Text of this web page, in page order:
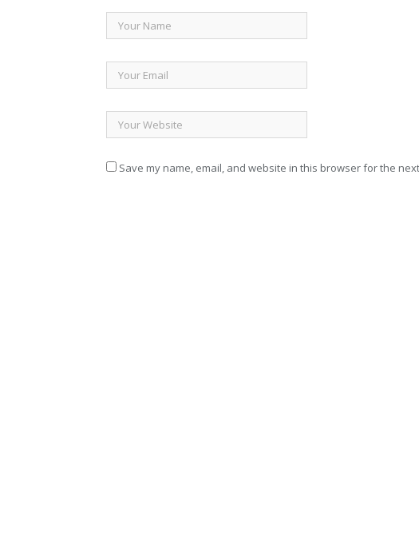
Save my name, email, and website in this browser for the